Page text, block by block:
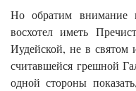
Но обратим внимание
восхотел иметь
Иудейской, не в святом
считавшейся грешной
одной стороны